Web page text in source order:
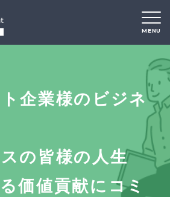
MENU
企業様のビジネ
の皆様の人生
価値貢献にコミ